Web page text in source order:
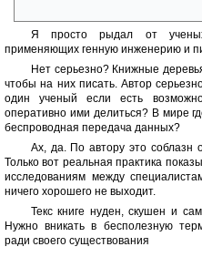
Я просто рыдал от
применяющих генную инженерию и
Нет серьезно? Книжные
чтобы на них писать. Автор
один ученый если есть
оперативно ими делиться? В мире
беспроводная передача данных?
Ах, да. По автору это соблазн
Только вот реальная практика
исследованиям между
ничего хорошего не выходит.
Текс книге нуден, скушен и
Нужно вникать в бесполезную
ради своего существования